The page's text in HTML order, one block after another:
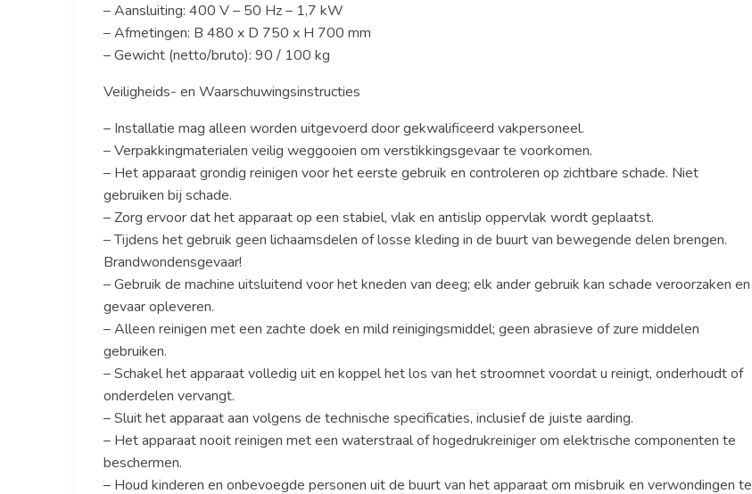
– Aansluiting: 400 V – 50 Hz – 1,7 kW
– Afmetingen: B 480 x D 750 x H 700 mm
– Gewicht (netto/bruto): 90 / 100 kg
Veiligheids- en Waarschuwingsinstructies
– Installatie mag alleen worden uitgevoerd door gekwalificeerd vakpersoneel.
– Verpakkingmaterialen veilig weggooien om verstikkingsgevaar te voorkomen.
– Het apparaat grondig reinigen voor het eerste gebruik en controleren op zichtbare schade. Niet
gebruiken bij schade.
– Zorg ervoor dat het apparaat op een stabiel, vlak en antislip oppervlak wordt geplaatst.
– Tijdens het gebruik geen lichaamsdelen of losse kleding in de buurt van bewegende delen brengen.
Brandwondensgevaar!
– Gebruik de machine uitsluitend voor het kneden van deeg; elk ander gebruik kan schade veroorzaken en
gevaar opleveren.
– Alleen reinigen met een zachte doek en mild reinigingsmiddel; geen abrasieve of zure middelen
gebruiken.
– Schakel het apparaat volledig uit en koppel het los van het stroomnet voordat u reinigt, onderhoudt of
onderdelen vervangt.
– Sluit het apparaat aan volgens de technische specificaties, inclusief de juiste aarding.
– Het apparaat nooit reinigen met een waterstraal of hogedrukreiniger om elektrische componenten te
beschermen.
– Houd kinderen en onbevoegde personen uit de buurt van het apparaat om misbruik en verwondingen te